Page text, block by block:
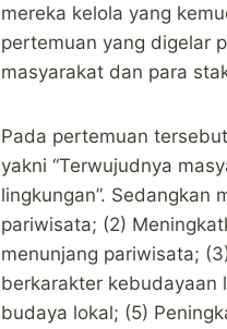
mereka kelola yang
pertemuan yang digelar
masyarakat dan para
Pada pertemuan
yakni “Terwujudnya
lingkungan”. Sedangkan
pariwisata; (2)
menunjang pariwisata;
berkarakter kebudayaan
budaya lokal; (5)